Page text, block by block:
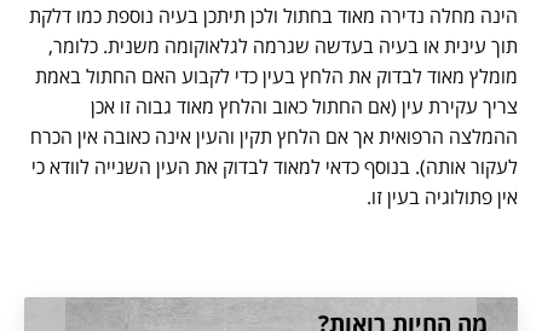
הינה מחלה נדירה מאוד בחתול ולכן תיתכן בעיה נוספת כמו דלקת
תוך עינית או בעיה בעדשה שגרמה לגלאוקומה משנית. כלומר,
מומלץ מאוד לבדוק את הלחץ בעין כדי לקבוע האם החתול באמת
צריך עקירת עין (אם החתול כאוב והלחץ מאוד גבוה זו אכן
ההמלצה הרפואית אך אם הלחץ תקין והעין אינה כאובה אין הכרח
לעקור אותה). בנוסף כדאי למאוד לבדוק את העין השנייה לוודא כי
אין פתולוגיה בעין זו.
מה החיות רואות?